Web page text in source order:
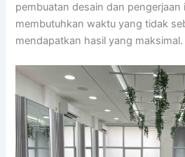
pembuatan desain dan pengerjaan
membutuhkan waktu yang tidak
mendapatkan hasil yang maksimal.